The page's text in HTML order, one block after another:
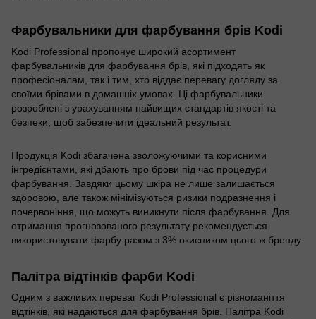
Фарбувальники для фарбування брів Kodi
Kodi Professional пропонує широкий асортимент
фарбувальників для фарбування брів, які підходять як
професіоналам, так і тим, хто віддає перевагу догляду за
своїми брівами в домашніх умовах. Ці фарбувальники
розроблені з урахуванням найвищих стандартів якості та
безпеки, щоб забезпечити ідеальний результат.
Продукція Kodi збагачена зволожуючими та корисними
інгредієнтами, які дбають про брови під час процедури
фарбування. Завдяки цьому шкіра не лише залишається
здоровою, але також мінімізуються ризики подразнення і
почервоніння, що можуть виникнути після фарбування. Для
отримання прогнозованого результату рекомендується
використовувати фарбу разом з 3% окисником цього ж бренду.
Палітра відтінків фарби Kodi
Одним з важливих переваг Kodi Professional є різноманіття
відтінків, які надаються для фарбування брів. Палітра Kodi